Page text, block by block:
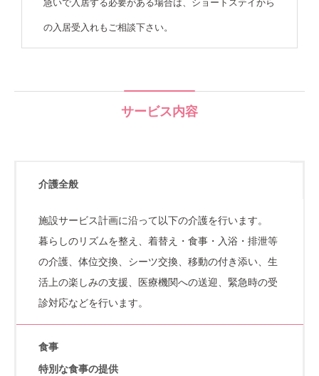
急いで入居する必要がある場合は、ショートステイから
の入居受入れもご相談下さい。
サービス内容
介護全般
施設サービス計画に沿って以下の介護を行います。
暮らしのリズムを整え、着替え・食事・入浴・排泄等
の介護、体位交換、シーツ交換、移動の付き添い、生
活上の楽しみの支援、医療機関への送迎、緊急時の受
診対応などを行います。
食事
特別な食事の提供